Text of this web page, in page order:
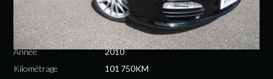
PORSCHE
BOXTER S
Année
2010
Kilométrage
101 750KM